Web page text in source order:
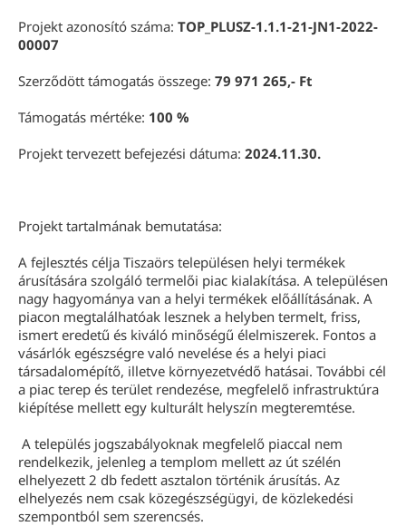
Projekt azonosító száma: TOP_PLUSZ-1.1.1-21-JN1-2022-
00007
Szerződött támogatás összege: 79 971 265,- Ft
Támogatás mértéke: 100 %
Projekt tervezett befejezési dátuma: 2024.11.30.
Projekt tartalmának bemutatása:
A fejlesztés célja Tiszaörs településen helyi termékek
árusítására szolgáló termelői piac kialakítása. A településen
nagy hagyománya van a helyi termékek előállításának. A
piacon megtalálhatóak lesznek a helyben termelt, friss,
ismert eredetű és kiváló minőségű élelmiszerek. Fontos a
vásárlók egészségre való nevelése és a helyi piaci
társadalomépítő, illetve környezetvédő hatásai. További cél
a piac terep és terület rendezése, megfelelő infrastruktúra
kiépítése mellett egy kulturált helyszín megteremtése.
A település jogszabályoknak megfelelő piaccal nem
rendelkezik, jelenleg a templom mellett az út szélén
elhelyezett 2 db fedett asztalon történik árusítás. Az
elhelyezés nem csak közegészségügyi, de közlekedési
szempontból sem szerencsés.